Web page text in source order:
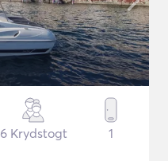
6 Krydstogt 1